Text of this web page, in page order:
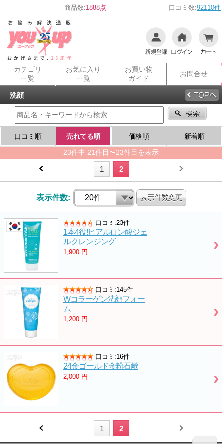
商品数:1888点 口コミ数:92110件
カテゴリ
一覧
お気に入り
一覧
お買い物
ガイド
お問合せ
洗顔
口コミ順 売れてる順 価格順
新着順
23件中 21件目〜23件目を表示
1 2
表示件数:
口コミ:23件
1本4役!ヒアルロン酸ジェ
ルクレンジング
1,900 円
口コミ:145件
Wコラーゲン洗顔フォー
ム
1,200 円
口コミ:16件
24金ゴールド金粉石鹸
2,000 円
1 2